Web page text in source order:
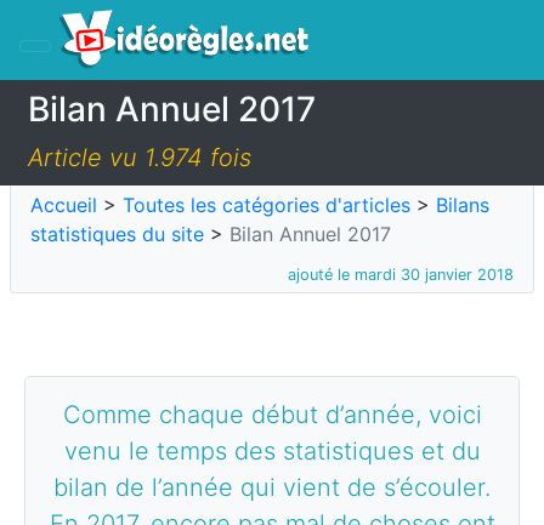
Bilan Annuel 2017
Article vu 1.974 fois
Accueil > Toutes les catégories d'articles > Bilans
statistiques du site > Bilan Annuel 2017
ajouté le mardi 30 janvier 2018
Comme chaque début d’année, voici
venu le temps des statistiques et du
bilan de l’année qui vient de s’écouler.